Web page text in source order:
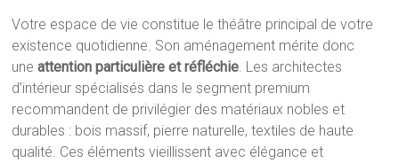
Votre espace de vie constitue le théâtre principal de votre
existence quotidienne. Son aménagement mérite donc
uneattention particulière et réfléchie . Les architectes
d’intérieur spécialisés dans le segment premium
recommandent de privilégier des matériaux nobles et
durables : bois massif, pierre naturelle, textiles de haute
qualité. Ces éléments vieillissent avec élégance et